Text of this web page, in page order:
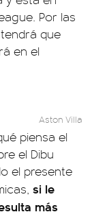
Por las
que
en el
Aston Villa
piensa el
el Dibu
el presente
si le
más